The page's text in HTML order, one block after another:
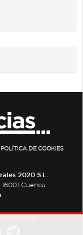
POLÍTICA DE COOKIES
2020 S.L.
Cuenca